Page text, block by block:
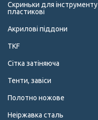
Скриньки для інструменту
пластикові
Акрилові піддони
TKF
Сітка затіняюча
Тенти, завіси
Полотно ножове
Неіржавка сталь